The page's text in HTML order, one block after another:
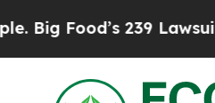
239 Lawsuits